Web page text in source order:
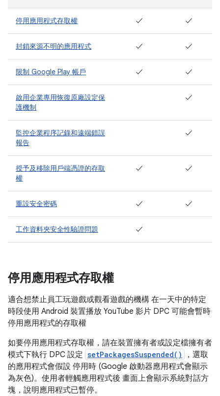
停用應用程式存取權 ✓ ✓
封鎖來源不明的應用程式 ✓ ✓
限制 Google Play 帳戶 ✓ ✓
啟用企業專用恢復原廠設定保
護機制
✓
監控企業程序記錄和遠端錯誤
報告
✓
授予及移除用戶端憑證的存取
權
✓ ✓
重設安全密碼 ✓ ✓
工作資料夾安全性驗證問題 ✓
停用應用程式存取權
適合想禁止員工玩遊戲或觀看遊戲的機構 在一天中的特定
時段使用 Android 裝置播放 YouTube 影片 DPC 可能會暫時
停用應用程式的存取權
如要停用應用程式存取權，請在裝置擁有者或設定檔擁有者
模式下執行 DPC 設定 setPackagesSuspended()
，選取
的應用程式會假設 停用時 (Google 啟動器應用程式會顯示
為灰色)。使用者輕觸應用程式後 畫面上會顯示系統對話方
塊，說明應用程式已暫停。